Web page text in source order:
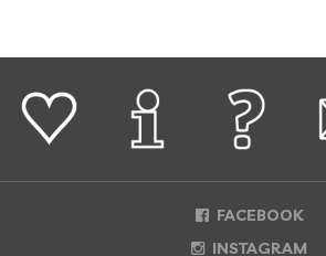
FACEBOOK
INSTAGRAM